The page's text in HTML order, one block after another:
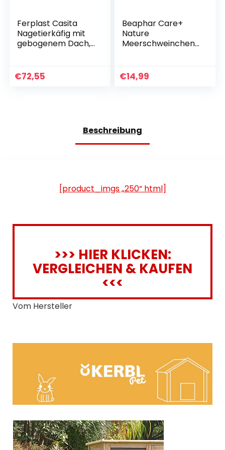
Ferplast Casita
Nagetierkäfig mit
gebogenem Dach,
€72,55
Beaphar Care+
Nature
Meerschweinchen
€14,99
Beschreibung
[product_imgs „250“ html]
>>> HIER KLICKEN:
VERGLEICHEN & KAUFEN
<<<
Vom Hersteller